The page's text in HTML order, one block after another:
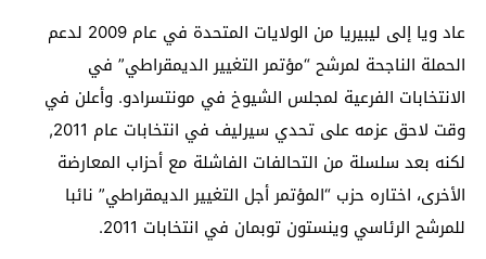
عاد ويا إلى ليبيريا من الولايات المتحدة في عام 2009 لدعم
الحملة الناجحة لمرشح “مؤتمر التغيير الديمقراطي” في
الانتخابات الفرعية لمجلس الشيوخ في مونتسرادو. وأعلن في
وقت لاحق عزمه على تحدي سيرليف في انتخابات عام 2011,
لكنه بعد سلسلة من التحالفات الفاشلة مع أحزاب المعارضة
الأخرى، اختاره حزب “المؤتمر أجل التغيير الديمقراطي” نائبا
للمرشح الرئاسي وينستون توبمان في انتخابات 2011.